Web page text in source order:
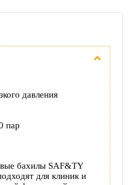
давления
пар
бахилы SAF&TY
для клиник и